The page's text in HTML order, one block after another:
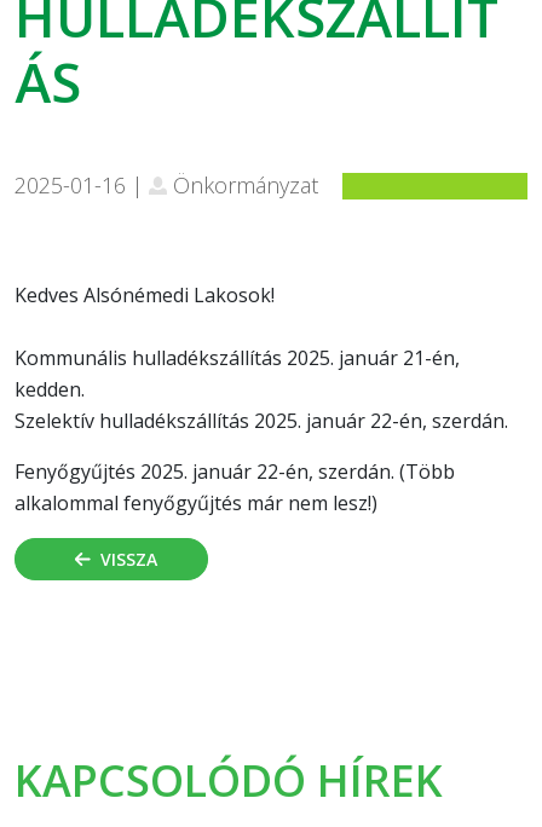
HULLADÉKSZÁLLÍT
ÁS
2025-01-16 | Önkormányzat
Kedves Alsónémedi Lakosok!
Kommunális hulladékszállítás 2025. január 21-én,
kedden.
Szelektív hulladékszállítás 2025. január 22-én, szerdán.
Fenyőgyűjtés 2025. január 22-én, szerdán. (Több
alkalommal fenyőgyűjtés már nem lesz!)
VISSZA
KAPCSOLÓDÓ HÍREK